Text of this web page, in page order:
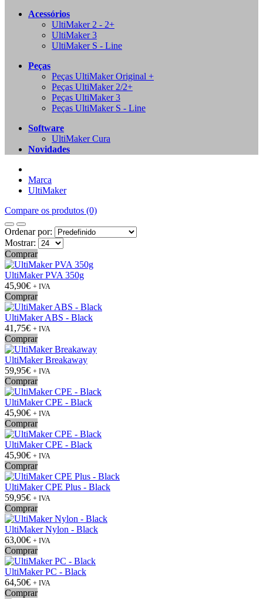
Acessórios
UltiMaker 2 - 2+
UltiMaker 3
UltiMaker S - Line
Peças
Peças UltiMaker Original +
Peças UltiMaker 2/2+
Peças UltiMaker 3
Peças UltiMaker S - Line
Software
UltiMaker Cura
Novidades
Marca
UltiMaker
Compare os produtos (0)
Ordenar por:
Mostrar:
Comprar
UltiMaker PVA 350g
45,90€ + IVA
Comprar
UltiMaker ABS - Black
41,75€ + IVA
Comprar
UltiMaker Breakaway
59,95€ + IVA
Comprar
UltiMaker CPE - Black
45,90€ + IVA
Comprar
UltiMaker CPE - Black
45,90€ + IVA
Comprar
UltiMaker CPE Plus - Black
59,95€ + IVA
Comprar
UltiMaker Nylon - Black
63,00€ + IVA
Comprar
UltiMaker PC - Black
64,50€ + IVA
Comprar